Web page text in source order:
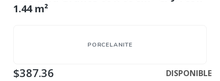
1.44 m²
PORCELANITE
$387.36
DISPONIBLE